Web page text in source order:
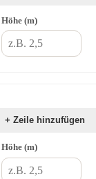
Höhe (m)
+ Zeile hinzufügen
Höhe (m)